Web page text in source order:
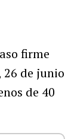
firme
26 de junio
de 40